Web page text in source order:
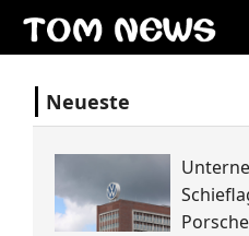
Neueste